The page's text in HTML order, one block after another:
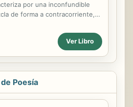
por una inconfundible
de forma a contracorriente,
en capas o estratos que
al lector en las relecturas.
y ofrece al lector una
de entrada al emotivo
poético de Olvido García
uno de los más sólidos,
y reconocidos de la poesía
Ver Libro
Poesía